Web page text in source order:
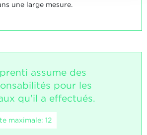
une large mesure.
assume des
pour les
qu'il a effectués.
maximale: 12